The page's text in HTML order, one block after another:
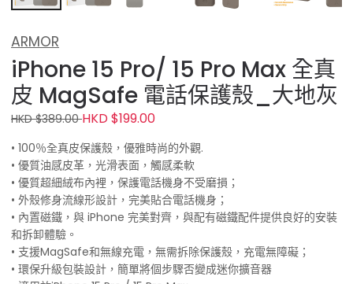
ARMOR
iPhone 15 Pro/ 15 Pro Max 全真
皮 MagSafe 電話保護殼_大地灰
HKD $389.00HKD $199.00
• 100％全真皮保護殼，優雅時尚的外觀.
• 優質油感皮革，光滑表面，觸感柔軟
• 優質超細絨布內裡，保護電話機身不受磨損；
• 外殼修身流線形設計，完美貼合電話機身；
• 內置磁鐵，與 iPhone 完美對齊，與配有磁鐵配件提供良好的安裝
和拆卸體驗。
• 支援MagSafe和無線充電，無需拆除保護殼，充電無障礙；
• 環保升級包裝設計，簡單將個步驟否變成迷你擴音器